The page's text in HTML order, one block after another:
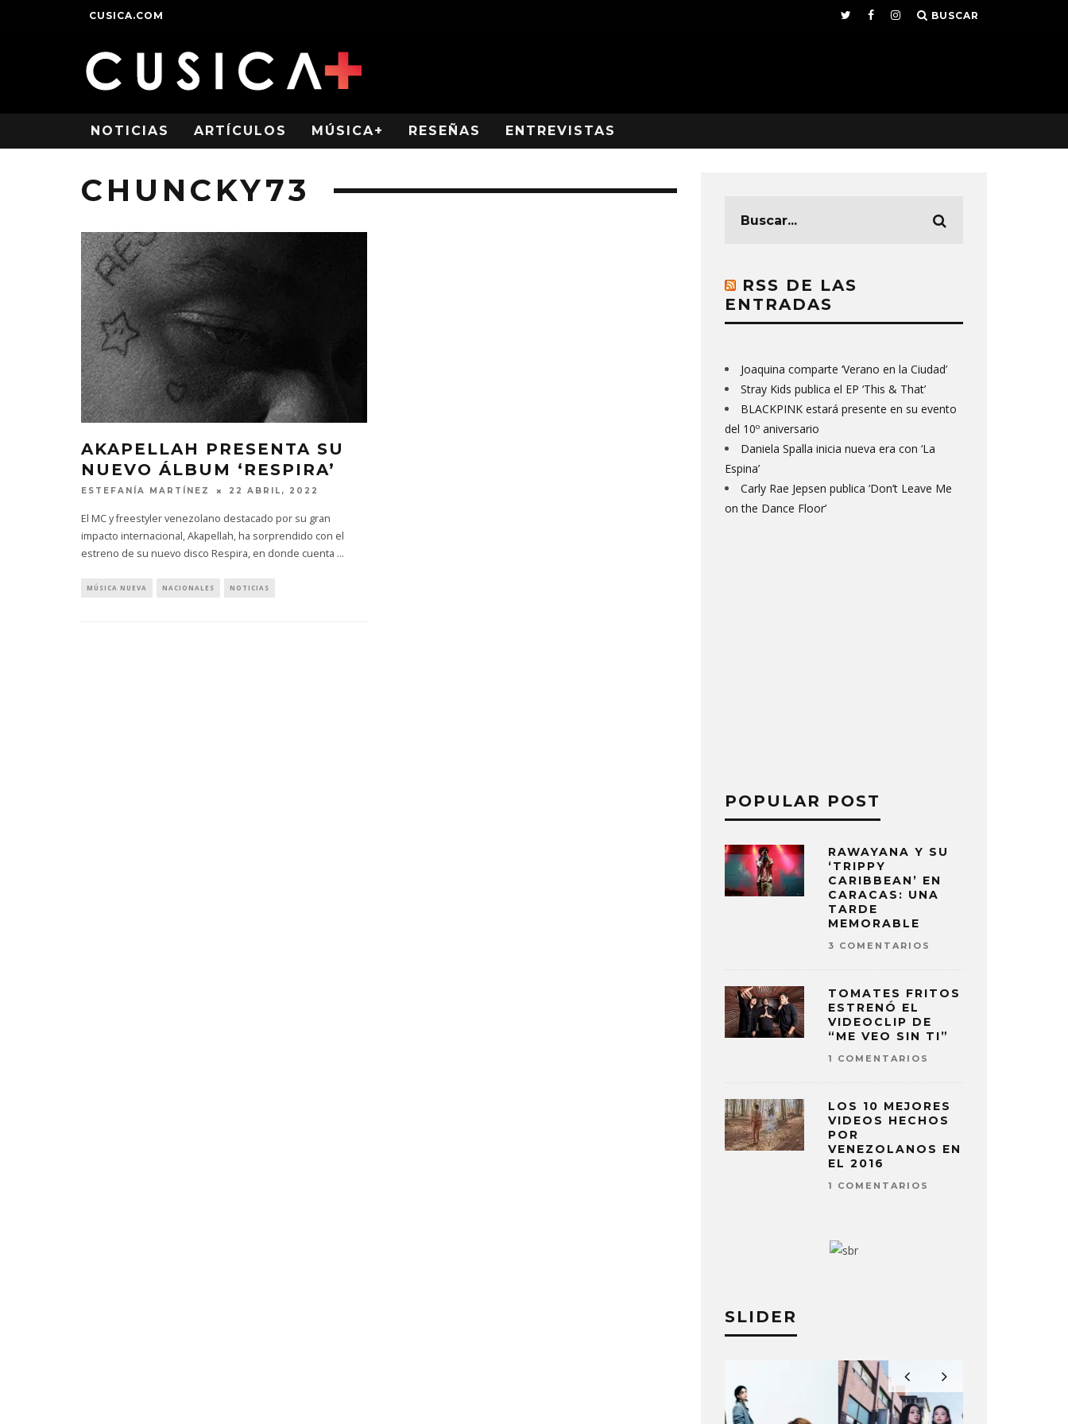
CUSICA.COM BUSCAR
NOTICIAS ARTÍCULOS MÚSICA+ RESEÑAS ENTREVISTAS
CHUNCKY73
AKAPELLAH PRESENTA SU
NUEVO ÁLBUM ‘RESPIRA’
ESTEFANÍA MARTÍNEZ 22 ABRIL, 2022
El MC y freestyler venezolano destacado por su gran
impacto internacional, Akapellah, ha sorprendido con el
estreno de su nuevo disco Respira, en donde cuenta ...
MÚSICA NUEVA NACIONALES NOTICIAS
RSS DE LAS
ENTRADAS
Joaquina comparte ‘Verano en la Ciudad’
Stray Kids publica el EP ‘This & That’
BLACKPINK estará presente en su evento
del 10º aniversario
Daniela Spalla inicia nueva era con ‘La
Espina’
Carly Rae Jepsen publica ‘Don’t Leave Me
on the Dance Floor’
POPULAR POST
RAWAYANA Y SU
‘TRIPPY
CARIBBEAN’ EN
CARACAS: UNA
TARDE
MEMORABLE
3 COMENTARIOS
TOMATES FRITOS
ESTRENÓ EL
VIDEOCLIP DE
“ME VEO SIN TI”
1 COMENTARIOS
LOS 10 MEJORES
VIDEOS HECHOS
POR
VENEZOLANOS EN
EL 2016
1 COMENTARIOS
SLIDER